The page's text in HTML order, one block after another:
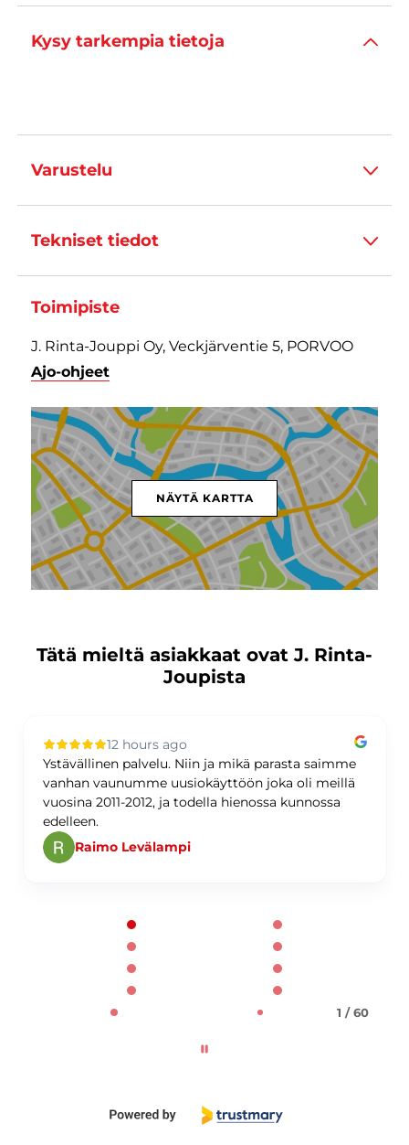
Kysy tarkempia tietoja
Varustelu
Tekniset tiedot
Toimipiste
J. Rinta-Jouppi Oy, Veckjärventie 5, PORVOO
Ajo-ohjeet
NÄYTÄ KARTTA
Tätä mieltä asiakkaat ovat J. Rinta-
Joupista
12 hours ago
Ystävällinen palvelu. Niin ja mikä parasta saimme
vanhan vaunumme uusiokäyttöön joka oli meillä
vuosina 2011-2012, ja todella hienossa kunnossa
edelleen.
Raimo Levälampi
1 / 60